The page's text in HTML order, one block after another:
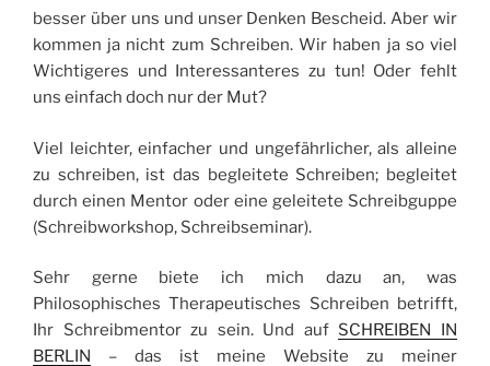
besser über uns und unser Denken Bescheid. Aber wir
kommen ja nicht zum Schreiben. Wir haben ja so viel
Wichtigeres und Interessanteres zu tun! Oder fehlt
uns einfach doch nur der Mut?
Viel leichter, einfacher und ungefährlicher, als alleine
zu schreiben, ist das begleitete Schreiben; begleitet
durch einen Mentor oder eine geleitete Schreibguppe
(Schreibworkshop, Schreibseminar).
Sehr gerne biete ich mich dazu an, was
Philosophisches Therapeutisches Schreiben betrifft,
Ihr Schreibmentor zu sein. Und auf SCHREIBEN IN
BERLIN
– das ist meine Website zu meiner